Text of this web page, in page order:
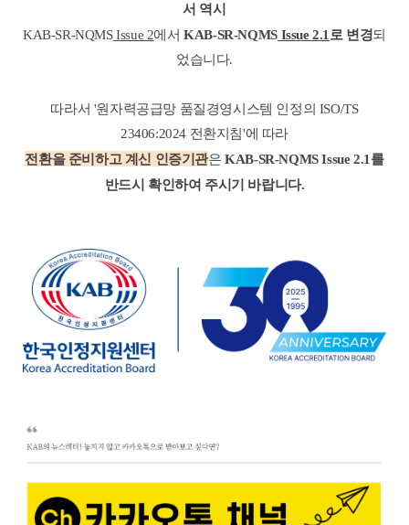
서 역시
KAB-SR-NQMSIssue 2에서KAB-SR-NQMSIssue 2.1 로 변경되
었습니다.
따라서 '원자력공급망 품질경영시스템 인정의 ISO/TS
23406:2024 전환지침'에 따라
전환을 준비하고 계신 인증기관은KAB-SR-NQMS Issue 2.1를
반드시 확인하여 주시기 바랍니다.